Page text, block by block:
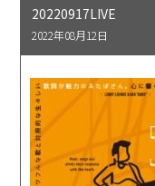
20220917LIVE
2022年08月12日